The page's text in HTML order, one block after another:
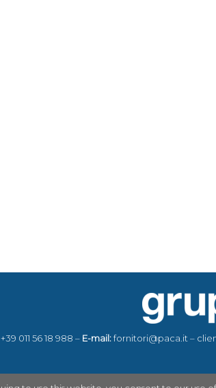
+39 011 56 18 988 – E-mail:fornitori@paca.it –